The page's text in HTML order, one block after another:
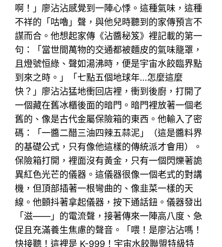
啊！」廖沾沾感覺到一陣心悸。這種氣味，這種
不祥的「咕嚕」聲，與他兒時聽到的家傳預言不
謀而合。他想起家傳《沾醬秘笈》裡記載的第一
句：「當世間萬物的交通都被麵皮的氣味籠罩，
且燈號恒綠、聲如湯沸時，便是宇宙水餃臨界點
到來之時。」「七點五個地球年…怎麼這麼
快？」廖沾沾猛地衝回店裡，衝到後廚，打開了
一個藏在舊冰櫃後面的暗門。暗門裡放著一個老
舊的、像是古代金屬保險箱的東西。他輸入了密
碼：「一醬二醋三油四辣五蒜泥」（這是醬料界
的基礎公式，只有像他這樣的傳統派才會用）。
保險箱打開，裡面沒有黃金，只有一個閃爍著詭
異紅色光芒的儀器。這儀器很像一個老式的對講
機，但頂部插著一根彎曲的、像韭菜一樣的天
線。他顫抖著拿起儀器，按下通話鈕。儀器發出
「滋——」的電流聲，接著傳來一陣高八度、急
促且充滿養生焦慮的聲音。「喂！是廖沾沾嗎！
快接聽！這裡是 K-999！宇宙水餃聯盟特級特